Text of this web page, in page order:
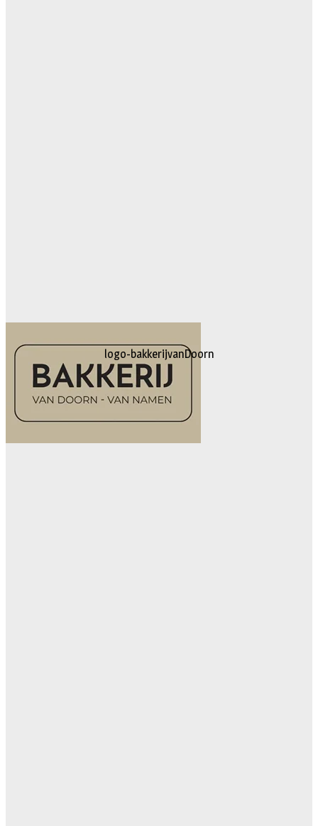
logo-bakkerijvanDoorn